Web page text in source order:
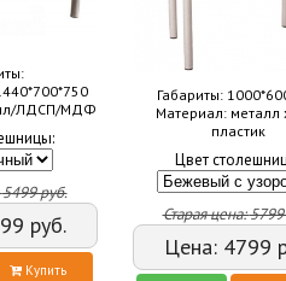
ЛДСП/МДФ
5499руб.
руб.
Купить
Габариты:
Материал: металл
пластик
Цвет
Старая цена:5799
Цена: 4799